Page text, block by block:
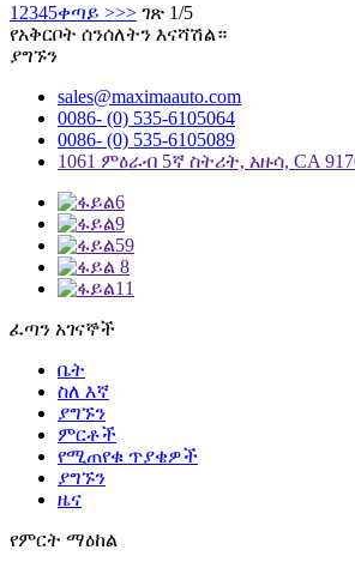
1 2345ቀጣይ >>> ገጽ 1/5
የአቅርቦት ሰንሰለትን እናሻሽል።
ያግኙን
sales@maximaauto.com
0086- (0) 535-6105064
0086- (0) 535-6105089
1061 ምዕራብ 5ኛ ስትሪት, አዙሳ, CA
ፈጣን አገናኞች
ቤት
ስለ እኛ
ያግኙን
ምርቶች
የሚጠየቁ ጥያቄዎች
ያግኙን
ዜና
የምርት ማዕከል